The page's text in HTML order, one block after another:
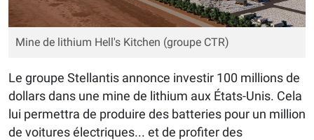
Mine de lithium Hell's Kitchen (groupe CTR)
Le groupe Stellantis annonce investir 100 millions de
dollars dans une mine de lithium aux États-Unis. Cela
lui permettra de produire des batteries pour un million
de voitures électriques... et de profiter des